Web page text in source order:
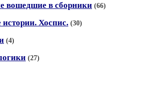
вошедшие в сборники (66)
Хоспис. (30)
(4)
(27)